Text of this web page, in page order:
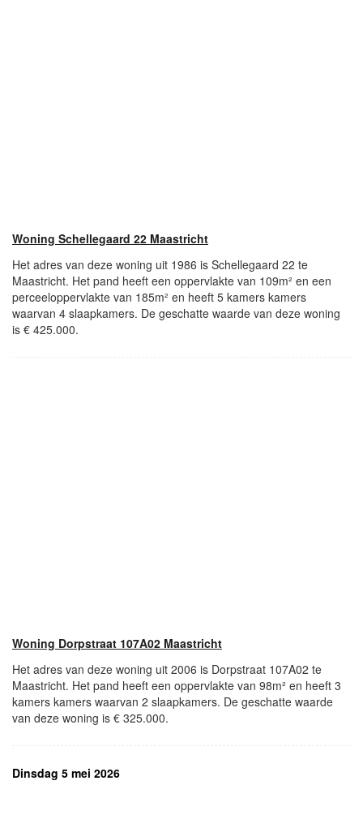
Woning Schellegaard 22 Maastricht
Het adres van deze woning uit 1986 is Schellegaard 22 te
Maastricht. Het pand heeft een oppervlakte van 109m² en een
perceeloppervlakte van 185m² en heeft 5 kamers kamers
waarvan 4 slaapkamers. De geschatte waarde van deze woning
is € 425.000.
Woning Dorpstraat 107A02 Maastricht
Het adres van deze woning uit 2006 is Dorpstraat 107A02 te
Maastricht. Het pand heeft een oppervlakte van 98m² en heeft 3
kamers kamers waarvan 2 slaapkamers. De geschatte waarde
van deze woning is € 325.000.
Dinsdag 5 mei 2026